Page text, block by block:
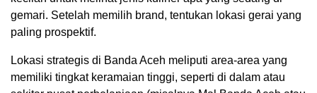
gemari. Setelah memilih brand, tentukan lokasi gerai yang
paling prospektif.
Lokasi strategis di Banda Aceh meliputi area-area yang
memiliki tingkat keramaian tinggi, seperti di dalam atau